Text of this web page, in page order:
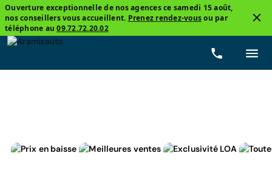
Ouverture exceptionnelle de nos agences ce samedi 15 août,
nos conseillers vous accueillent. Prenez rendez-vousou par
téléphone au09.72.72.20.02
Prix